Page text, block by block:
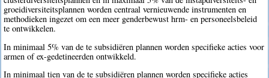
groeidiversiteitsplannen worden centraal vernieuwende instrumenten en
methodieken ingezet om een meer genderbewust hrm- en personeelsbeleid
te ontwikkelen.
In minimaal 5% van de te subsidiëren plannen worden specifieke acties voor
armen of ex-gedetineerden ontwikkeld.
In minimaal tien van de te subsidiëren plannen worden specifieke acties